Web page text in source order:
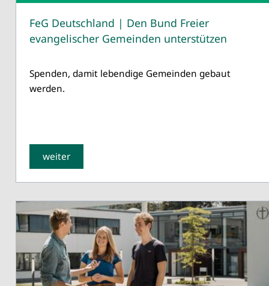
FeG Deutschland | Den Bund Freier
evangelischer Gemeinden unterstützen
Spenden, damit lebendige Gemeinden gebaut
werden.
weiter